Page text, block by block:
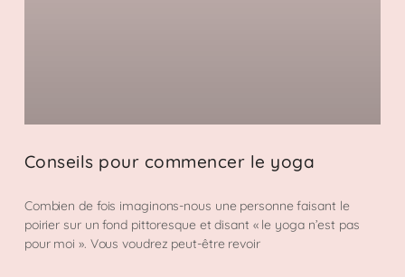
Conseils pour commencer le yoga
Combien de fois imaginons-nous une personne faisant le
poirier sur un fond pittoresque et disant « le yoga n’est pas
pour moi ». Vous voudrez peut-être revoir